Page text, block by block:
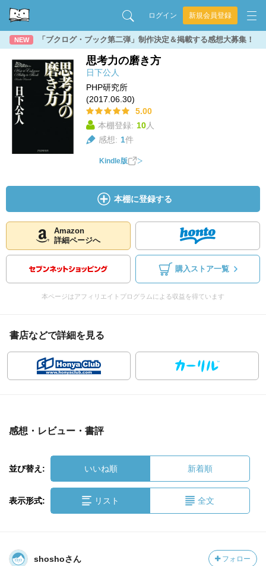
ログイン 新規会員登録
NEW 「ブクログ・ブック第二弾」制作決定＆掲載する感想大募集！
思考力の磨き方
日下公人
PHP研究所
(2017.06.30)
5.00
本棚登録: 10人
感想: 1件
Kindle版
本棚に登録する
Amazon
詳細ページへ
購入ストア一覧
本ページはアフィリエイトプログラムによる収益を得ています
書店などで詳細を見る
感想・レビュー・書評
並び替え: いいね順 新着順
表示形式: リスト 全文
shoshoさん フォロー